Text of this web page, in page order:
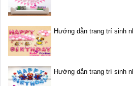
Hướng dẫn trang trí sinh
Hướng dẫn trang trí sinh